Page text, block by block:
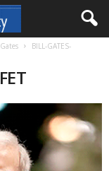
BILL-GATES-